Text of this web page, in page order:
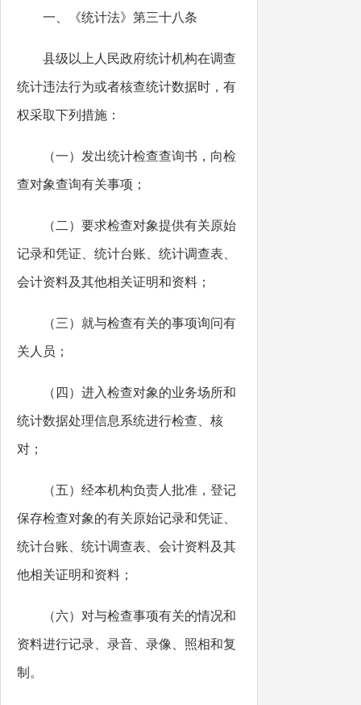
一、《统计法》第三十八条
县级以上人民政府统计机构在调查
统计违法行为或者核查统计数据时，有
权采取下列措施：
（一）发出统计检查查询书，向检
查对象查询有关事项；
（二）要求检查对象提供有关原始
记录和凭证、统计台账、统计调查表、
会计资料及其他相关证明和资料；
（三）就与检查有关的事项询问有
关人员；
（四）进入检查对象的业务场所和
统计数据处理信息系统进行检查、核
对；
（五）经本机构负责人批准，登记
保存检查对象的有关原始记录和凭证、
统计台账、统计调查表、会计资料及其
他相关证明和资料；
（六）对与检查事项有关的情况和
资料进行记录、录音、录像、照相和复
制。